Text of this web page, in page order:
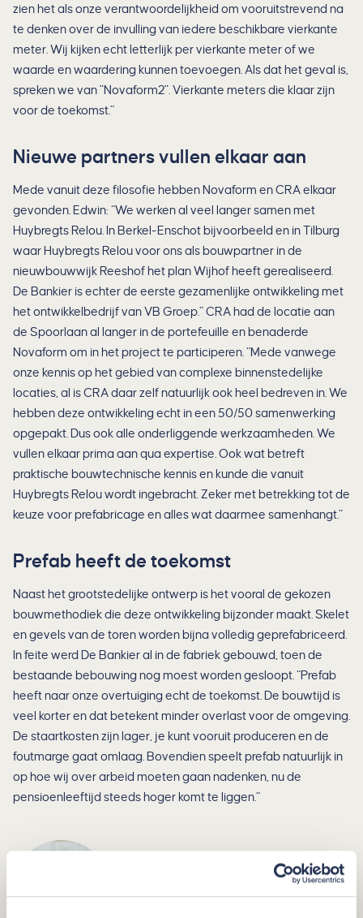
zien het als onze verantwoordelijkheid om vooruitstrevend na
te denken over de invulling van iedere beschikbare vierkante
meter. Wij kijken echt letterlijk per vierkante meter of we
waarde en waardering kunnen toevoegen. Als dat het geval is,
spreken we van "Novaform2". Vierkante meters die klaar zijn
voor de toekomst.”
Nieuwe partners vullen elkaar aan
Mede vanuit deze filosofie hebben Novaform en CRA elkaar
gevonden. Edwin: “We werken al veel langer samen met
Huybregts Relou. In Berkel-Enschot bijvoorbeeld en in Tilburg
waar Huybregts Relou voor ons als bouwpartner in de
nieuwbouwwijk Reeshof het plan Wijhof heeft gerealiseerd.
De Bankier is echter de eerste gezamenlijke ontwikkeling met
het ontwikkelbedrijf van VB Groep.” CRA had de locatie aan
de Spoorlaan al langer in de portefeuille en benaderde
Novaform om in het project te participeren. “Mede vanwege
onze kennis op het gebied van complexe binnenstedelijke
locaties, al is CRA daar zelf natuurlijk ook heel bedreven in. We
hebben deze ontwikkeling echt in een 50/50 samenwerking
opgepakt. Dus ook alle onderliggende werkzaamheden. We
vullen elkaar prima aan qua expertise. Ook wat betreft
praktische bouwtechnische kennis en kunde die vanuit
Huybregts Relou wordt ingebracht. Zeker met betrekking tot de
keuze voor prefabricage en alles wat daarmee samenhangt.”
Prefab heeft de toekomst
Naast het grootstedelijke ontwerp is het vooral de gekozen
bouwmethodiek die deze ontwikkeling bijzonder maakt. Skelet
en gevels van de toren worden bijna volledig geprefabriceerd.
In feite werd De Bankier al in de fabriek gebouwd, toen de
bestaande bebouwing nog moest worden gesloopt. “Prefab
heeft naar onze overtuiging echt de toekomst. De bouwtijd is
veel korter en dat betekent minder overlast voor de omgeving.
De staartkosten zijn lager, je kunt vooruit produceren en de
foutmarge gaat omlaag. Bovendien speelt prefab natuurlijk in
op hoe wij over arbeid moeten gaan nadenken, nu de
pensioenleeftijd steeds hoger komt te liggen.”